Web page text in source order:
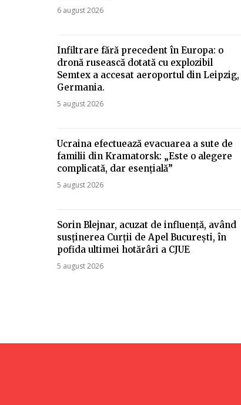
6 august 2026
Infiltrare fără precedent în Europa: o
dronă rusească dotată cu explozibil
Semtex a accesat aeroportul din Leipzig,
Germania.
5 august 2026
Ucraina efectuează evacuarea a sute de
familii din Kramatorsk: „Este o alegere
complicată, dar esențială”
5 august 2026
Sorin Blejnar, acuzat de influență, având
susținerea Curții de Apel București, în
pofida ultimei hotărâri a CJUE
5 august 2026